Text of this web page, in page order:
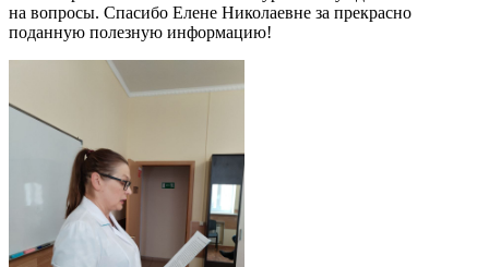
на вопросы. Спасибо Елене Николаевне за прекрасно
поданную полезную информацию!